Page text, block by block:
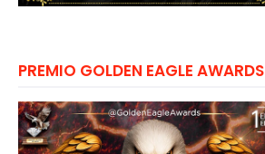
PREMIO GOLDEN EAGLE AWARDS